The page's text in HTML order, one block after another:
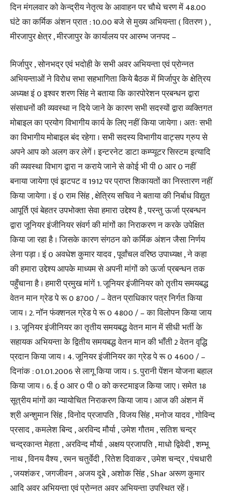
दिन मंगलवार को केन्द्रीय नेतृत्व के आवाहन पर चौथे चरण में 48.00
घंटे का कर्मिक अंशन प्रात : 10.00 बजे से मुख्य अभियन्ता ( वितरण ) ,
मीरजापुर क्षेत्र , मीरजापुर के कार्यालय पर आरम्भ जनपद –
मिर्जापुर , सोनभद्र एवं भदोही के सभी अवर अभियन्ता एवं प्रोन्नत
अभियन्ताओं ने विरोध सभा सहभागिता किये बैठक में मिर्जापुर के क्षेत्रिय
अध्यक्ष इं 0 इश्वर शरण सिंह ने बताया कि कारपोरेशन प्रबन्धन द्वारा
संसाधनों की व्यवस्था न दिये जाने के कारण सभी सदस्यों द्वारा व्यक्तिगत
मोबाइल का प्रयोग विभागीय कार्य के लिए नहीं किया जायेगा । अतः सभी
का विभागीय मोबाइल बंद रहेगा । सभी सदस्य विभागीय वाट्सप ग्रुप से
अपने आप को अलग कर लेगें । इन्टरनेट डाटा कम्प्यूटर सिस्टम इत्यादि
की व्यवस्था विभाग द्वारा न कराये जाने से कोई भी पी 0 आर 0 नहीं
बनाया जायेगा एवं झटपट व 1912 पर प्राप्त शिकायतों का निस्तारण नहीं
किया जायेगा । इं 0 राम सिंह , क्षेत्रिय सचिव ने बताया की निर्बाध विद्युत
आपूर्ति एवं बेहतर उपभोक्ता सेवा हमारा उद्देश्य है , परन्तु ऊर्जा प्रबन्धन
द्वारा जूनियर इंजीनियर संवर्ग की मांगों का निराकरण न करके उपेक्षित
किया जा रहा है । जिसके कारण संगठन को कर्मिक अंशन जैसा निर्णय
लेना पड़ा । इं 0 अवधेश कुमार यादव , पूर्वांचल वरिष्ठ उपाध्यक्ष , ने कहा
की हमारा उद्देश्य आपके माध्यम से अपनी मांगों को ऊर्जा प्रबन्धन तक
पहुँचाना है । हमारी प्रमुख मांगें 1. जूनियर इंजीनियर को तृतीय समयबद्ध
वेतन मान ग्रेड पे रू 0 8700 / – वेतन प्राधिकार पत्र निर्गत किया
जाय । 2. नॉन फंक्शनल ग्रेड पे रू 0 4800 / – का विलोपन किया जाय
। 3. जूनियर इंजीनियर का तृतीय समयबद्ध वेतन मान में सीधी भर्ती के
सहायक अभियन्ता के द्वितीय समयबद्ध वेतन मान की भाँती 2 वेतन वृद्धि
प्रदान किया जाय । 4. जूनियर इंजीनियर का ग्रेड पे रू 0 4600 / –
दिनांक : 01.01.2006 से लागू किया जाय । 5. पुरानी पेंशन योजना बहाल
किया जाय । 6. ई 0 आर 0 पी 0 को कस्टमाइज किया जाए । समेत 18
सूत्रीय मांगों का न्यायोचित निराकरण किया जाय । आज की अंशन में
श्री अन्शुमान सिंह , विनोद प्रजापति , विजय सिंह , मनोज यादव , गोविन्द
प्रसाद , कमलेश बिन्द , अरविन्द मौर्या , उमेश गौतम , सतिश चन्द्र
चन्द्रकान्त मेहता , अरविन्द मौर्या , अक्षय प्रजापति , माधो द्विवेदी , शम्भू
नाथ , विनय वैश्य , रमन चतुर्वेदी , रितेश दिवाकर , उमेश चन्द्र , पंचधारी
, जयशंकर , जगजीवन , अजय दूबे , अशोक सिंह , Shar अरूण कुमार
आदि अवर अभियन्ता एवं प्रोन्नत अवर अभियन्ता उपस्थित रहें ।